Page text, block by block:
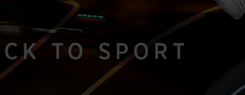
Spedizione gratuita a partire da 60€